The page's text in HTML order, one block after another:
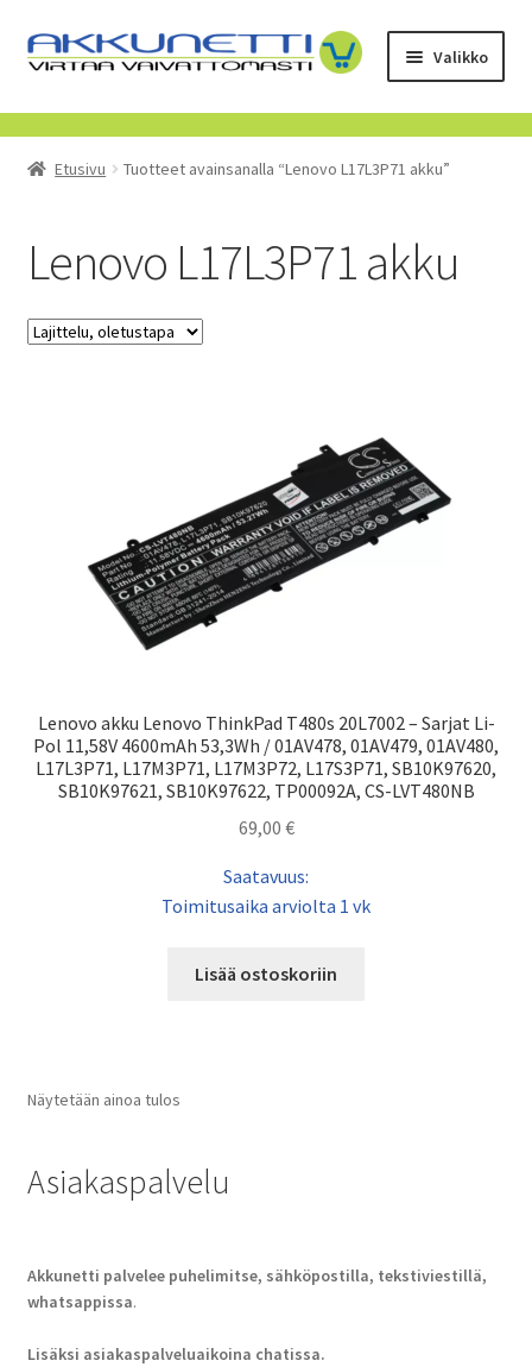
Siirry
navigointiin
Siirry
sisältöön
Valikko
Kauppa
Tietoa meistä
Etusivu Tuotteet avainsanalla “Lenovo L17L3P71 akku”
Lenovo L17L3P71 akku
Lenovo akku Lenovo ThinkPad T480s 20L7002 – Sarjat Li-
Pol 11,58V 4600mAh 53,3Wh / 01AV478, 01AV479, 01AV480,
L17L3P71, L17M3P71, L17M3P72, L17S3P71, SB10K97620,
SB10K97621, SB10K97622, TP00092A, CS-LVT480NB
69,00 €
Saatavuus:
Toimitusaika arviolta 1 vk
Lisää ostoskoriin
Näytetään ainoa tulos
Asiakaspalvelu
Akkunetti palvelee puhelimitse, sähköpostilla, tekstiviestillä,
whatsappissa.
Lisäksi asiakaspalveluaikoina chatissa.